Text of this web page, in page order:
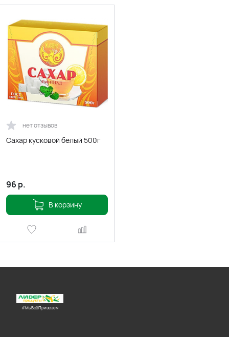
нет отзывов
Сахар кусковой белый 500г
96 р.
В корзину
#МыВсёПривезем